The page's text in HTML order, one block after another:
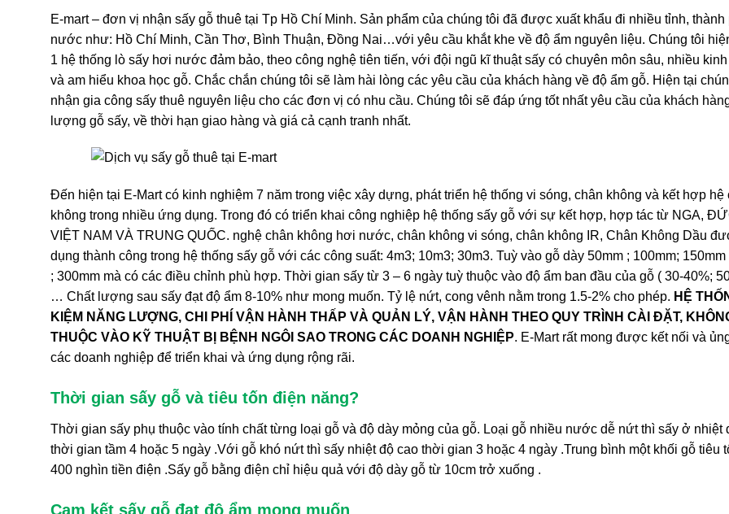
E-mart – đơn vị nhận sấy gỗ thuê tại Tp Hồ Chí Minh. Sản phẩm của chúng tôi đã được xuất khẩu đi nhiều tỉnh, thành
nước như: Hồ Chí Minh, Cần Thơ, Bình Thuận, Đồng Nai…với yêu cầu khắt khe về độ ẩm nguyên liệu. Chúng tôi
1 hệ thống lò sấy hơi nước đảm bảo, theo công nghệ tiên tiến, với đội ngũ kĩ thuật sấy có chuyên môn sâu, nhiều
và am hiểu khoa học gỗ. Chắc chắn chúng tôi sẽ làm hài lòng các yêu cầu của khách hàng về độ ẩm gỗ. Hiện tại
nhận gia công sấy thuê nguyên liệu cho các đơn vị có nhu cầu. Chúng tôi sẽ đáp ứng tốt nhất yêu cầu của khách
lượng gỗ sấy, về thời hạn giao hàng và giá cả cạnh tranh nhất.
Đến hiện tại E-Mart có kinh nghiệm 7 năm trong việc xây dựng, phát triển hệ thống vi sóng, chân không và kết hợp hệ
không trong nhiều ứng dụng. Trong đó có triển khai công nghiệp hệ thống sấy gỗ với sự kết hợp, hợp tác từ NGA,
VIỆT NAM VÀ TRUNG QUỐC. nghệ chân không hơi nước, chân không vi sóng, chân không IR, Chân Không Dầu
dụng thành công trong hệ thống sấy gỗ với các công suất: 4m3; 10m3; 30m3. Tuỳ vào gỗ dày 50mm ; 100mm; 150mm
; 300mm mà có các điều chỉnh phù hợp. Thời gian sấy từ 3 – 6 ngày tuỳ thuộc vào độ ẩm ban đầu của gỗ ( 30-40%;
… Chất lượng sau sấy đạt độ ẩm 8-10% như mong muốn. Tỷ lệ nứt, cong vênh nằm trong 1.5-2% cho phép. HỆ
KIỆM NĂNG LƯỢNG, CHI PHÍ VẬN HÀNH THẤP VÀ QUẢN LÝ, VẬN HÀNH THEO QUY TRÌNH CÀI ĐẶT,
THUỘC VÀO KỸ THUẬT BỊ BỆNH NGÔI SAO TRONG CÁC DOANH NGHIỆP. E-Mart rất mong được kết nối và
các doanh nghiệp để triển khai và ứng dụng rộng rãi.
Thời gian sấy gỗ và tiêu tốn điện năng?
Thời gian sấy phụ thuộc vào tính chất từng loại gỗ và độ dày mỏng của gỗ. Loại gỗ nhiều nước dễ nứt thì sấy ở nhiệt
thời gian tầm 4 hoặc 5 ngày .Với gỗ khó nứt thì sấy nhiệt độ cao thời gian 3 hoặc 4 ngày .Trung bình một khối gỗ tiêu
400 nghìn tiền điện .Sấy gỗ bằng điện chỉ hiệu quả với độ dày gỗ từ 10cm trở xuống .
Cam kết sấy gỗ đạt độ ẩm mong muốn